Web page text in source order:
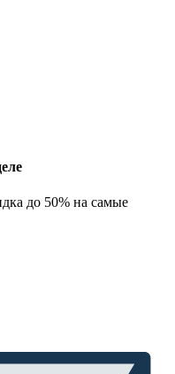
до 50% на самые